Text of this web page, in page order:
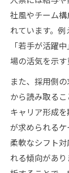
広告
素
求人広告
採用
け方
求人
境
求人
広告
採用
社風やチーム
れています。
「若手が活躍
場の活気を示す
また、採用側
から読み取る
キャリア形成
が求められる
柔軟なシフト
れる傾向があ